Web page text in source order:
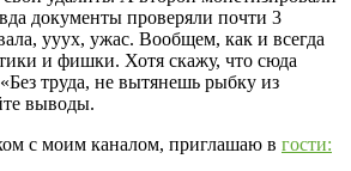
документы проверяли почти 3
ууух, ужас. Вообщем, как и всегда
и фишки. Хотя скажу, что сюда
труда, не вытянешь рыбку из
выводы.
с моим каналом, приглашаю в гости: